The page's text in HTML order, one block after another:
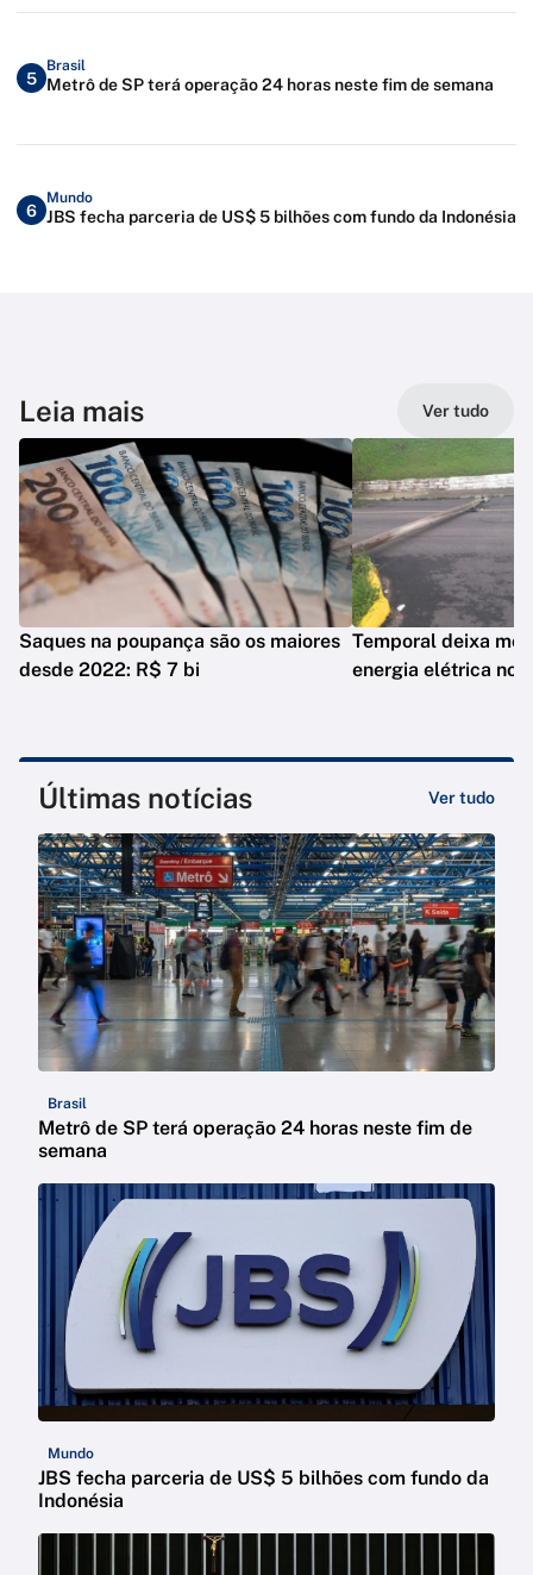
5
Brasil
Metrô de SP terá operação 24 horas neste fim de semana
6
Mundo
JBS fecha parceria de US$ 5 bilhões com fundo da Indonésia
Leia mais Ver tudo
Saques na poupança são os maiores
desde 2022: R$ 7 bi
Temporal deixa
energia elétrica no
Últimas notícias Ver tudo
Brasil
Metrô de SP terá operação 24 horas neste fim de
semana
Mundo
JBS fecha parceria de US$ 5 bilhões com fundo da
Indonésia